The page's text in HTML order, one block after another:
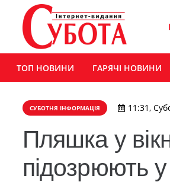
ТОП НОВИНИ ГАРЯЧІ НОВИНИ
СУБОТНЯ ІНФОРМАЦІЯ 11:31,
Пляшка у
підозрюють